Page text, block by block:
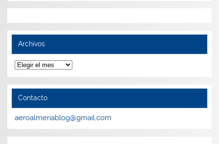
Archivos
Archivos
Contacto
aeroalmeriablog@gmail.com